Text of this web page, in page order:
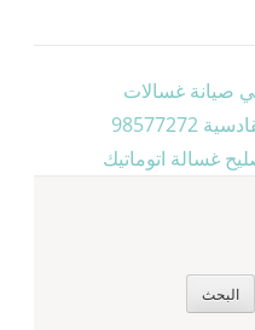
صيانة غسالات
القادسية 98577272
غسالة اتوماتيك
البحث